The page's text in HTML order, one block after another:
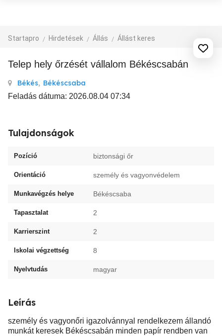
Startapro Hirdetések Állás Állást keres
Telep hely őrzését vállalom Békéscsabán
Békés, Békéscsaba
Feladás dátuma: 2026.08.04 07:34
Tulajdonságok
Pozíció biztonsági őr
Orientáció személy és vagyonvédelem
Munkavégzés helye Békéscsaba
Tapasztalat 2
Karrierszint 2
Iskolai végzettség 8
Nyelvtudás magyar
Leírás
személy és vagyonőri igazolvánnyal rendelkezem állandó
munkát keresek Békéscsabán minden papír rendben van